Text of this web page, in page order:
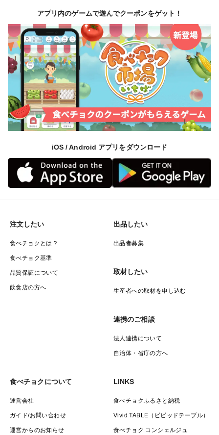
【産地】
和歌山県 日高町産
【配送について】
朝一番に収穫してすぐにお客様に直送いたします。
誠に申し訳ございませんが、お届け日を指定することは
できません。
ご注文いただいてからお送りするまで作物の状況によっ
アプリ内のゲームで遊んでクーポンをゲット！
iOS / Android アプリをダウンロード
注文したい
食べチョクとは？
食べチョク基準
品質保証について
飲食店の方へ
出品したい
出品者募集
取材したい
生産者への取材を申し込む
連携のご相談
法人連携について
自治体・省庁の方へ
食べチョクについて
運営会社
ガイド/お問い合わせ
運営からのお知らせ
LINKS
食べチョクふるさと納税
Vivid TABLE（ビビッドテーブル）
食べチョク コンシェルジュ